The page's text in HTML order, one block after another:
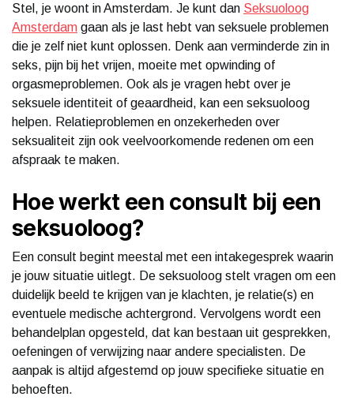
Stel, je woont in Amsterdam. Je kunt dan Seksuoloog
Amsterdam gaan als je last hebt van seksuele problemen
die je zelf niet kunt oplossen. Denk aan verminderde zin in
seks, pijn bij het vrijen, moeite met opwinding of
orgasmeproblemen. Ook als je vragen hebt over je
seksuele identiteit of geaardheid, kan een seksuoloog
helpen. Relatieproblemen en onzekerheden over
seksualiteit zijn ook veelvoorkomende redenen om een
afspraak te maken.
Hoe werkt een consult bij een
seksuoloog?
Een consult begint meestal met een intakegesprek waarin
je jouw situatie uitlegt. De seksuoloog stelt vragen om een
duidelijk beeld te krijgen van je klachten, je relatie(s) en
eventuele medische achtergrond. Vervolgens wordt een
behandelplan opgesteld, dat kan bestaan uit gesprekken,
oefeningen of verwijzing naar andere specialisten. De
aanpak is altijd afgestemd op jouw specifieke situatie en
behoeften.